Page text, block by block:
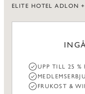
ELITE HOTEL ADLON
UPP TILL 25 %
FRUKOST &